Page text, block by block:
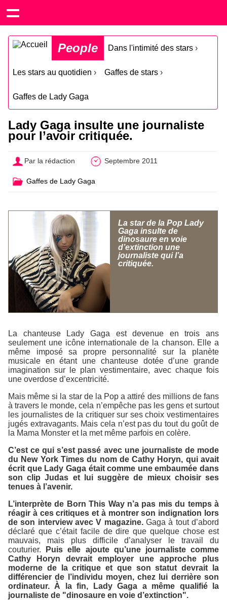
People Dans l'intimité des stars ›
Les stars au quotidien › Gaffes de stars ›
Gaffes de Lady Gaga
Lady Gaga insulte une journaliste
pour l’avoir critiquée.
Par la rédaction Septembre 2011
Gaffes de Lady Gaga
La star de la Pop Lady
Gaga insulte de
dinosaure en voie
d’extinction une
journaliste qui l’a
critiquée.
La chanteuse Lady Gaga est devenue en trois ans
seulement une icône internationale de la chanson. Elle a
même imposé sa propre personnalité sur la planète
musicale en étant une chanteuse dotée d’une grande
imagination sur le plan vestimentaire, avec chaque fois
une overdose d’excentricité.
Mais même si la star de la Pop a attiré des millions de fans
à travers le monde, cela n’empêche pas les gens et surtout
les journalistes de la critiquer sur ses choix vestimentaires
jugés extravagants. Mais cela n’est pas du tout du goût de
la Mama Monster et la met même parfois en colère.
C’est ce qui s’est passé avec une journaliste de mode
du New York Timesdu nom de Cathy Horyn, qui avait
écrit que Lady Gaga était comme une embaumée dans
son clipJudas et lui suggère de mieux choisir ses
tenues à l’avenir.
L’interprète de Born This Wayn’a pas mis du temps à
réagir à ces critiques et à montrer son indignation lors
de son interview avecV magazine.Gaga à tout d’abord
déclaré que c’était facile de dire que quelque chose est
mauvais, mais plus difficile d’analyser le travail du
couturier.
Puis elle ajoute qu’une journaliste comme
Cathy Horyn devrait employer une approche plus
moderne de la critique et que son statut devrait la
différencier de l’individu moyen, chez lui derrière son
ordinateur. À la fin, Lady Gaga a même qualifié la
journaliste de "dinosaure en voie d’extinction".